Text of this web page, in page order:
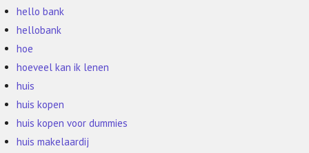
hello bank
hellobank
hoe
hoeveel kan ik lenen
huis
huis kopen
huis kopen voor dummies
huis makelaardij